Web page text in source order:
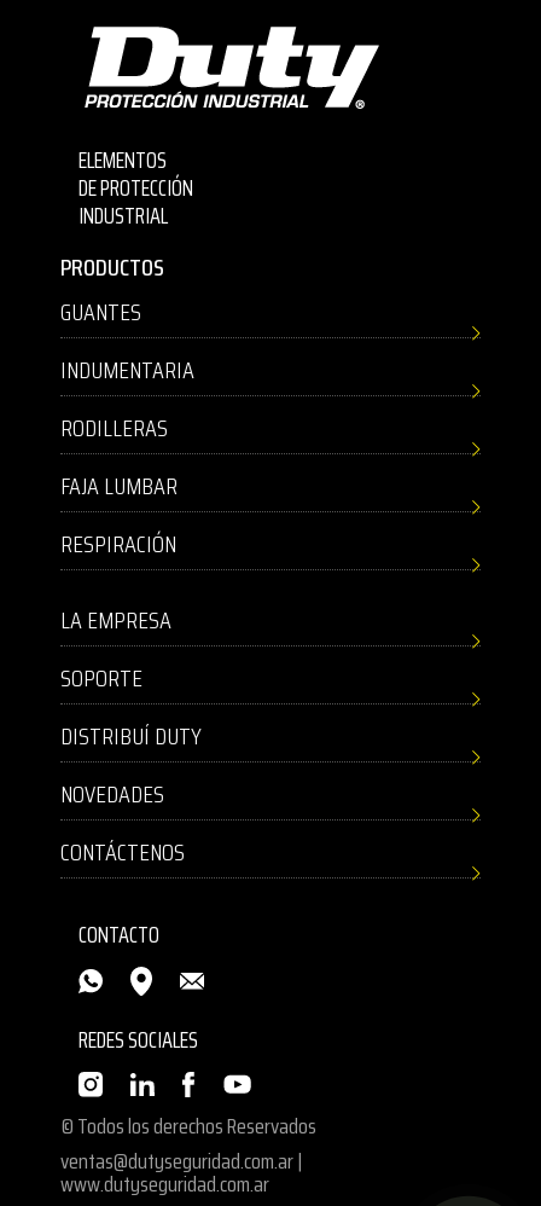
ELEMENTOS
DE PROTECCIÓN
INDUSTRIAL
PRODUCTOS
GUANTES
INDUMENTARIA
RODILLERAS
FAJA LUMBAR
RESPIRACIÓN
LA EMPRESA
SOPORTE
DISTRIBUÍ DUTY
NOVEDADES
CONTÁCTENOS
CONTACTO
REDES SOCIALES
© Todos los derechos Reservados
ventas@dutyseguridad.com.ar|
www.dutyseguridad.com.ar